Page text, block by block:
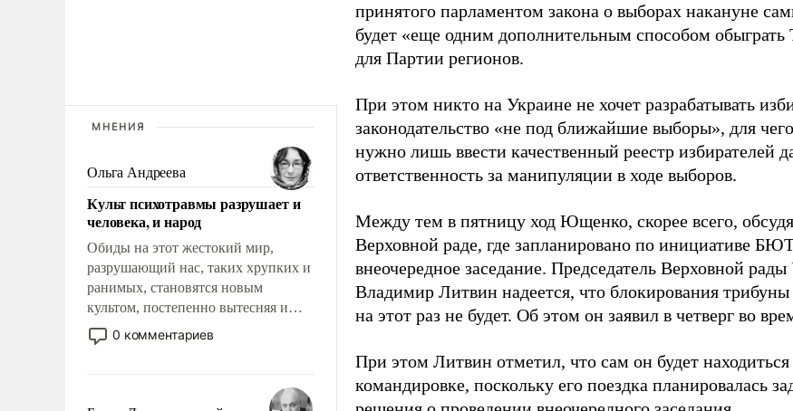
МНЕНИЯ
Ольга Андреева
Культ психотравмы разрушает и
человека, и народ
Обиды на этот жестокий мир,
разрушающий нас, таких хрупких и
ранимых, становятся новым
культом, постепенно вытесняя и
отменяя традиционное требование к
человеку – быть мужественным и
на себя ответственность, помогать
слабым, идти вперед и
0 комментариев
принятого парламентом закона о выборах накануне
будет «еще одним дополнительным способом
для Партии регионов.
При этом никто на Украине не хочет разрабатывать
законодательство «не под ближайшие выборы», для
нужно лишь ввести качественный реестр избирателей
ответственность за манипуляции в ходе выборов.
Между тем в пятницу ход Ющенко, скорее всего,
Верховной раде, где запланировано по инициативе
внеочередное заседание. Председатель Верховной
Владимир Литвин надеется, что блокирования трибуны
на этот раз не будет. Об этом он заявил в четверг во
При этом Литвин отметил, что сам он будет находиться
командировке, поскольку его поездка планировалась